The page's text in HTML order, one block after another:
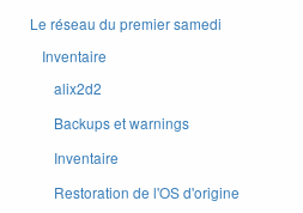
Le réseau du premier samedi
Inventaire
alix2d2
Backups et warnings
Inventaire
Restoration de l'OS d'origine